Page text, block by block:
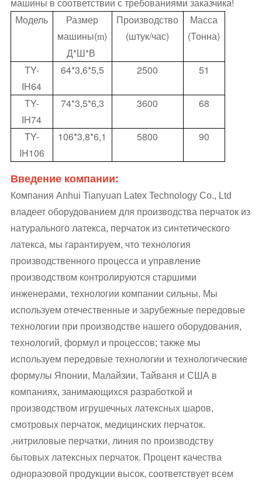
Модель
Размер
машины(m)
Д*Ш*В
Производство
(штук/час)
Масса
(Тонна)
TY-
IH64
64*3,6*5,5 2500 51
TY-
IH74
74*3,5*6,3 3600 68
TY-
IH106
106*3,8*6,1 5800 90
Введение компании:
Компания Anhui Tianyuan Latex Technology Co., Ltd
владеет оборудованием для производства перчаток из
натурального латекса, перчаток из синтетического
латекса, мы гарантируем, что технология
производственного процесса и управление
производством контролируются старшими
инженерами, технологии компании сильны. Мы
используем отечественные и зарубежные передовые
технологии при производстве нашего оборудования,
технологий, формул и процессов; также мы
используем передовые технологии и технологические
формулы Японии, Малайзии, Тайваня и США в
компаниях, занимающихся разработкой и
производством игрушечных латексных шаров,
смотровых перчаток, медицинских перчаток.
,нитриловые перчатки, линия по производству
бытовых латексных перчаток. Процент качества
одноразовой продукции высок, соответствует всем